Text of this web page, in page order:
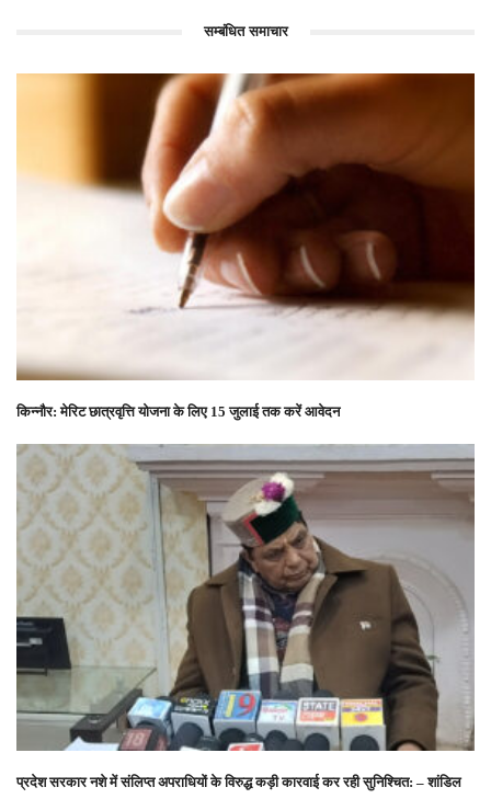
सम्बंधित समाचार
किन्नौर: मेरिट छात्रवृत्ति योजना के लिए 15 जुलाई तक करें आवेदन
प्रदेश सरकार नशे में संलिप्त अपराधियों के विरुद्ध कड़ी कारवाई कर रही सुनिश्चित: – शांडिल